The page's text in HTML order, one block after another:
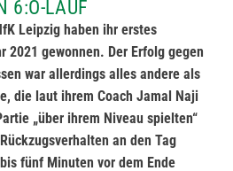
6:O-LAUF
Leipzig haben ihr erstes
2021 gewonnen. Der Erfolg gegen
war allerdings alles andere als
die laut ihrem Coach Jamal Naji
„über ihrem Niveau spielten“
an den Tag
fünf Minuten vor dem Ende